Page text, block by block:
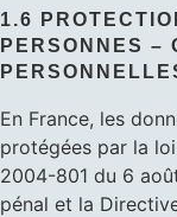
1.6
PERSONNES –
En France, les
protégées par la
2004-801 du 6
pénal et la